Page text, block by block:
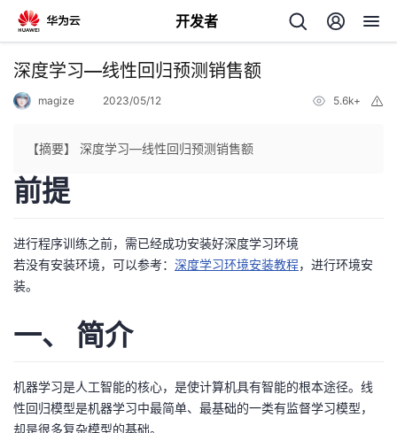
开发者
返
人
我
的
开
发
者
深度学习—线性回归预测销售额
magize 2023/05/12 5.6k+
【摘要】 深度学习—线性回归预测销售额
前提
进行程序训练之前，需已经成功安装好深度学习环境
若没有安装环境，可以参考： 深度学习环境安装教程，进行环境安
装。
一、 简介
机器学习是人工智能的核心，是使计算机具有智能的根本途径。线
性回归模型是机器学习中最简单、最基础的一类有监督学习模型，
却是很多复杂模型的基础。